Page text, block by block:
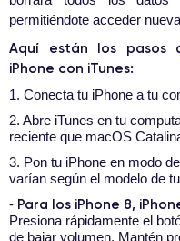
permitiéndote acceder
Aquí están los pasos
iPhone con iTunes:
1. Conecta tu iPhone a tu
2. Abre iTunes en tu
reciente que macOS
3. Pon tu iPhone en modo
varían según el modelo de
- Para los iPhone 8,
Presiona rápidamente el
de bajar volumen. Mantén